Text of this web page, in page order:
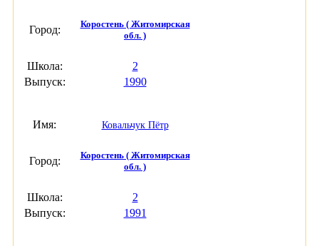
Город:
Коростень ( Житомирская
обл. )
Школа:
2
Выпуск:
1990
Имя: Ковальчук Пётр
Город:
Коростень ( Житомирская
обл. )
Школа:
2
Выпуск:
1991